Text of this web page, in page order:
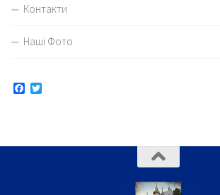
Контакти
Наші Фото
Facebook